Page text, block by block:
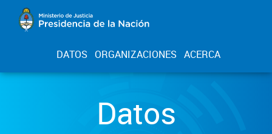
DATOS ORGANIZACIONES ACERCA
Datos